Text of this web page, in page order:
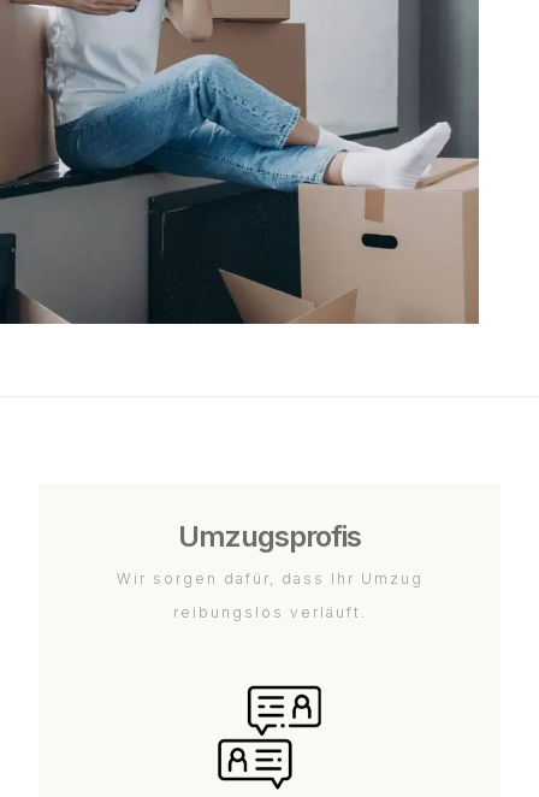
Umzugsprofis
Wir sorgen dafür, dass Ihr Umzug
reibungslos verläuft.